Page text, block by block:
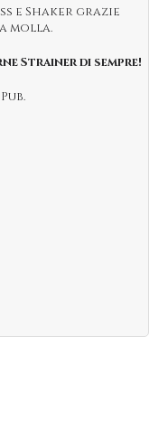
e Shaker grazie
molla.
Strainer di sempre!